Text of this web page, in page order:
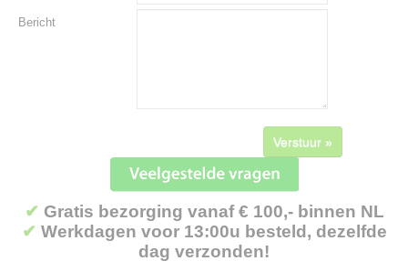
Bericht
Verstuur »
✔ Gratis bezorging vanaf € 100,- binnen NL
✔ Werkdagen voor 13:00u besteld, dezelfde
dag verzonden!